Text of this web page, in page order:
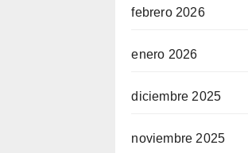
febrero 2026
enero 2026
diciembre 2025
noviembre 2025